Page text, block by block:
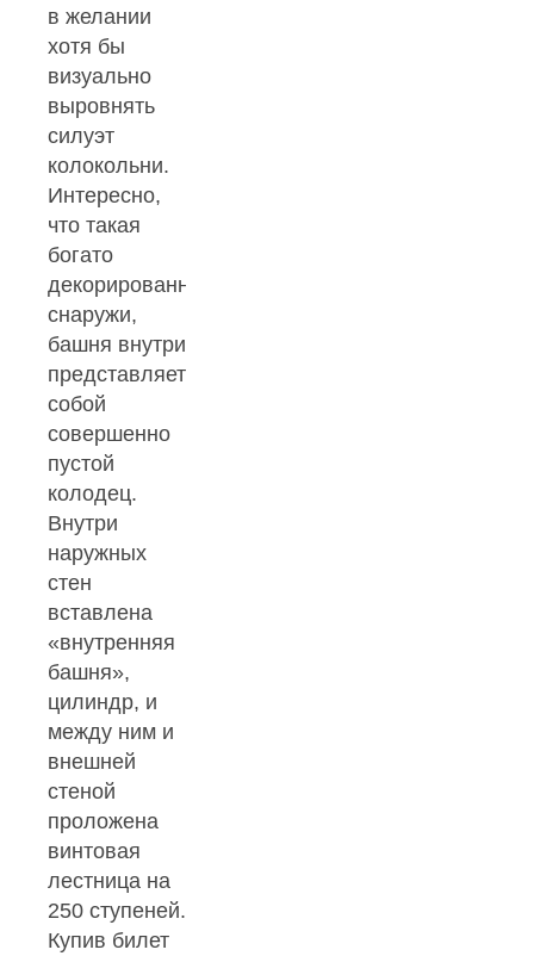
в желании
хотя бы
визуально
выровнять
силуэт
колокольни.
Интересно,
что такая
богато
декорированная
снаружи,
башня внутри
представляет
собой
совершенно
пустой
колодец.
Внутри
наружных
стен
вставлена
«внутренняя
башня»,
цилиндр, и
между ним и
внешней
стеной
проложена
винтовая
лестница на
250 ступеней.
Купив билет